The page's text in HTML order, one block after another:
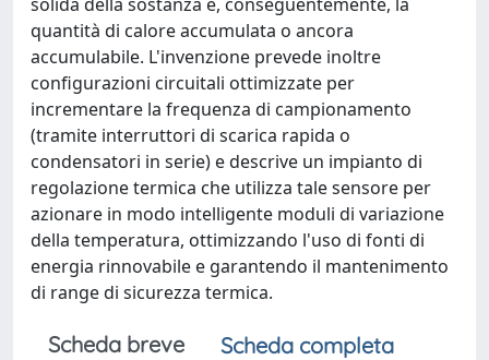
quantità di calore accumulata o ancora
accumulabile. L'invenzione prevede inoltre
configurazioni circuitali ottimizzate per
incrementare la frequenza di campionamento
(tramite interruttori di scarica rapida o
condensatori in serie) e descrive un impianto di
regolazione termica che utilizza tale sensore per
azionare in modo intelligente moduli di variazione
della temperatura, ottimizzando l'uso di fonti di
energia rinnovabile e garantendo il mantenimento
di range di sicurezza termica.
Scheda breve
Scheda completa